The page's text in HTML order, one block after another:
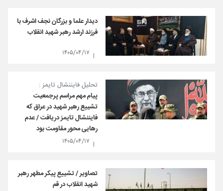
دیدار علما و بزرگان نجف اشرف با
فرزند ارشد رهبر شهید انقلاب
۱۴۰۵/۰۴/۱۷
تحلیل فایننشال تایمز :
پیام مهم مراسم پرجمعیت
تشییع رهبر شهید در عراق که
فایننشال تایمز دریافت / عدم
رهایی محور مقاومت بود
۱۴۰۵/۰۴/۱۷
تصاویر / تشییع پیکر مطهر رهبر
شهید انقلاب در قم